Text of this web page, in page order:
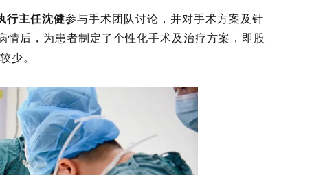
行主任沈健参与手术团队讨论，并对手术方案及针
后，为患者制定了个性化手术及治疗方案，即 股
少。